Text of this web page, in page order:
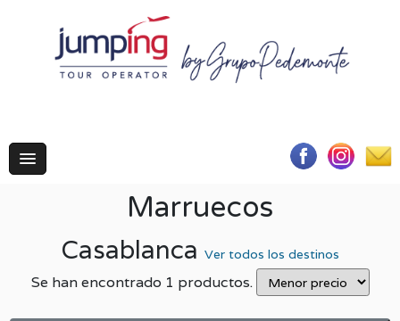
Marruecos
Casablanca Ver todos los destinos
Se han encontrado 1 productos.